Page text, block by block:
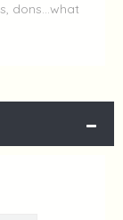
dons...what